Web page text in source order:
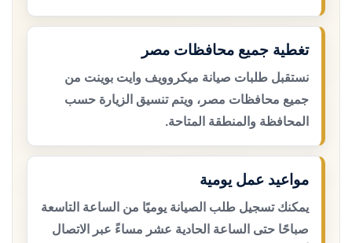
تغطية جميع محافظات مصر
نستقبل طلبات صيانة ميكروويف وايت بوينت من
جميع محافظات مصر، ويتم تنسيق الزيارة حسب
المحافظة والمنطقة المتاحة.
مواعيد عمل يومية
يمكنك تسجيل طلب الصيانة يوميًا من الساعة التاسعة
صباحًا حتى الساعة الحادية عشر مساءً عبر الاتصال